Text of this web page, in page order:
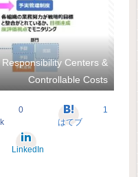
Centers &
Controllable Costs
0
はてブ
1
LinkedIn